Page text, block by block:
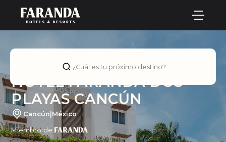
¿Cuál es tu próximo destino?
HOTEL FARANDA DOS
PLAYAS CANCÚN
Cancún|México
Miembro de: